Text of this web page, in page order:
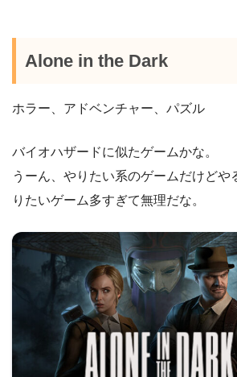
Alone in the Dark
ホラー、アドベンチャー、パズル
バイオハザードに似たゲームかな。
うーん、やりたい系のゲームだけどや
りたいゲーム多すぎて無理だな。